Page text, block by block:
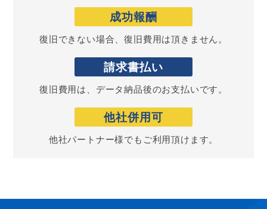
成功報酬
復旧できない場合、復旧費用は頂きません。
請求書払い
復旧費用は、データ納品後のお支払いです。
他社併用可
他社パートナー様でもご利用頂けます。